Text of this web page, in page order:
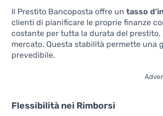
Il Prestito Bancoposta offre untasso
clienti di pianificare le proprie finanze
costante per tutta la durata del
mercato. Questa stabilità permette una
prevedibile.
Flessibilità nei Rimborsi